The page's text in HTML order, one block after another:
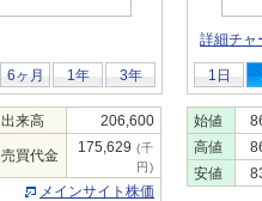
6ヶ月 1年 3年
出来高 206,600
売買代金 175,629 (千
円)
メインサイト株価
詳細チャ
1日
始値
高値
安値